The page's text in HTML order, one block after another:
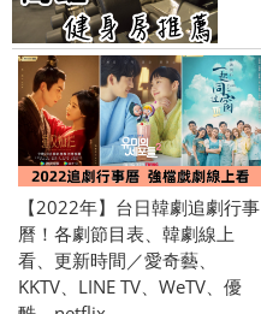
【2022年】台日韓劇追劇行事
曆！各劇節目表、韓劇線上
看、更新時間／愛奇藝、
KKTV、LINE TV、WeTV、優